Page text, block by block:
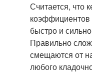
Считается, что
коэффициентов
быстро и
Правильно
смещаются от
любого